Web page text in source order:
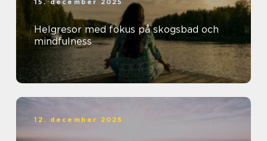
15. december 2025
Helgresor med fokus på skogsbad och
mindfulness
12. december 2025